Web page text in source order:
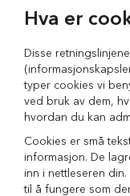
å
t
f
ô
r
t
i
l
h
u
Hva er
Disse
typer cookies vi
ved bruk av dem,
hvordan du kan
Cookies er små
informasjon. De
inn i nettleseren
til å fungere som